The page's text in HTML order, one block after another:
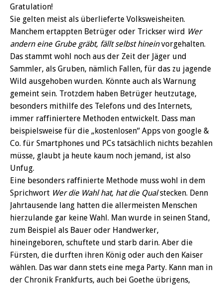
Gratulation!
Sie gelten meist als überlieferte Volksweisheiten.
Manchem ertappten Betrüger oder Trickser wird Wer
andern eine Grube gräbt, fällt selbst hineinvorgehalten.
Das stammt wohl noch aus der Zeit der Jäger und
Sammler, als Gruben, nämlich Fallen, für das zu jagende
Wild ausgehoben wurden. Könnte auch als Warnung
gemeint sein. Trotzdem haben Betrüger heutzutage,
besonders mithilfe des Telefons und des Internets,
immer raffiniertere Methoden entwickelt. Dass man
beispielsweise für die „kostenlosen“ Apps von google &
Co. für Smartphones und PCs tatsächlich nichts bezahlen
müsse, glaubt ja heute kaum noch jemand, ist also
Unfug.
Eine besonders raffinierte Methode muss wohl in dem
Sprichwort Wer die Wahl hat, hat die Qualstecken. Denn
Jahrtausende lang hatten die allermeisten Menschen
hierzulande gar keine Wahl. Man wurde in seinen Stand,
zum Beispiel als Bauer oder Handwerker,
hineingeboren, schuftete und starb darin. Aber die
Fürsten, die durften ihren König oder auch den Kaiser
wählen. Das war dann stets eine mega Party. Kann man in
der Chronik Frankfurts, auch bei Goethe übrigens,